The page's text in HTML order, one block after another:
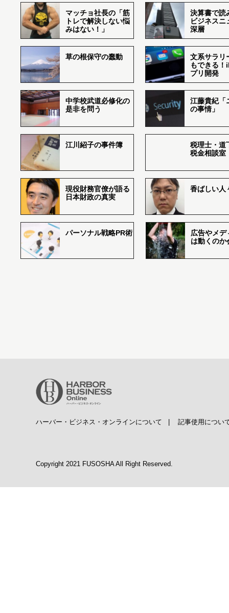
マッチョ社長の「筋
トレで解決しない悩
みはない！」
決算書で読
ビジネスニ
深層
草の根保守の蠢動
文系サラリ
もできる
プリ開発
中学校武道必修化の
是非を問う
江藤貴紀「
の事情」
江川紹子の事件簿
税理士・道
税金相談室
現役財務官僚が語る
日本財政の真実
香ばしい
パーソナル戦略PR術
広告やメデ
は動くのか
ハーバー・ビジネス・オンラインについて 記事使用につい
Copyright 2021 FUSOSHA All Right Reserved.